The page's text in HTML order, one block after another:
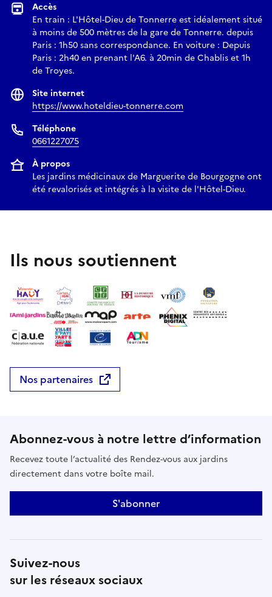
Accès
En train : L'Hôtel-Dieu de Tonnerre est idéalement situé
à moins de 500 mètres de la gare de Tonnerre. depuis
Paris : 1h50 sans correspondance. En voiture : Depuis
Paris : 2h40 en prenant l'A6. à 20min de Chablis et 1h
de Troyes.
Site internet
https://www.hoteldieu-tonnerre.com
Téléphone
0661227075
À propos
Les jardins médicinaux de Marguerite de Bourgogne ont
été revalorisés et intégrés à la visite de l'Hôtel-Dieu.
Ils nous soutiennent
Nos partenaires
Abonnez-vous à notre lettre d’information
Recevez toute l’actualité des Rendez-vous aux jardins
directement dans votre boîte mail.
S'abonner
Suivez-nous
sur les réseaux sociaux